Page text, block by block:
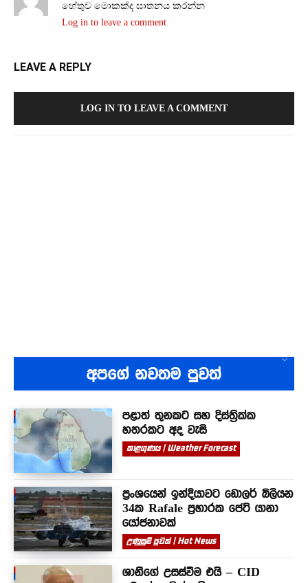
හේතුව මොකක්ද ඝාතනය කරන්න
Log in to leave a comment
LEAVE A REPLY
LOG IN TO LEAVE A COMMENT
අපගේ නවතම පුවත්
පළාත් තුනකට සහ දිස්ත්‍රික්ක
හතරකට අද වැසි
කාළගුණය | Weather Forecast
ප්‍රංශයෙන් ඉන්දියාවට ඩොලර් බිලියන
34ක Rafale ප්‍රහාරක ජෙට් යානා
යෝජනාවක්
උණුසුම් පුවත් | Hot News
ශානිගේ උසස්වීම එයි – CID